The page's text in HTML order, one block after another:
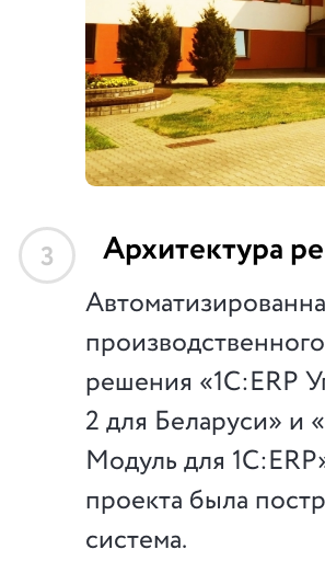
3 Архитектура
решения «1С:ERP
2 для Беларуси» и
Модуль для
проекта была
система.